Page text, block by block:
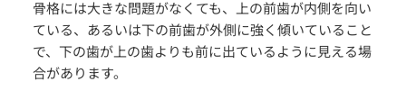
骨格には大きな問題がなくても、上の前歯が内側を向い
ている、あるいは下の前歯が外側に強く傾いていること
で、下の歯が上の歯よりも前に出ているように見える場
合があります。